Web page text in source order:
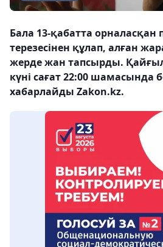
Бала 13-қабатта орналасқан
терезесінен құлап, алған
жерде жан тапсырды.
күні сағат 22:00 шамасында
хабарлайды Zakon.kz.